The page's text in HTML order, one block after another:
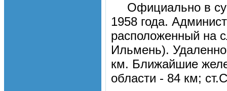
Официально в
1958 года.
расположенный на
Ильмень).
км. Ближайшие
области - 84 км;